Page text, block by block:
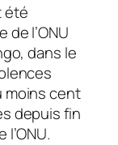
été
l’ONU
dans le
moins cent
depuis fin